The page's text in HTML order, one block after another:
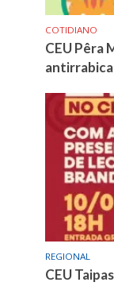
COTIDIANO
CEU Pêra
REGIONAL
CEU